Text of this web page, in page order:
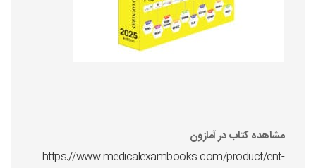
مشاهده کتاب در آمازون
https://www.medicalexambooks.com/product/ent-